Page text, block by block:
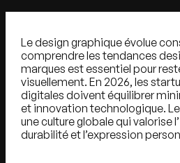
Le design graphique évolue
comprendre lestendances
marques est essentiel pour
visuellement. En 2026, les
digitales doivent équilibrer
et innovation technologique.
une culture globale qui valorise
durabilité et l’expression